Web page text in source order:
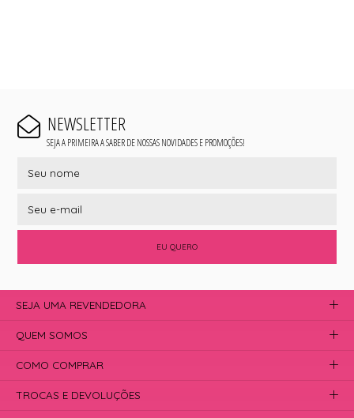
NEWSLETTER
SEJA A PRIMEIRA A SABER DE NOSSAS NOVIDADES E PROMOÇÕES!
EU QUERO
SEJA UMA REVENDEDORA
QUEM SOMOS
COMO COMPRAR
TROCAS E DEVOLUÇÕES